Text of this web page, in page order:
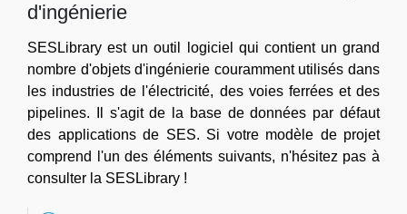
d'ingénierie
SESLibrary est un outil logiciel qui contient un grand
nombre d'objets d'ingénierie couramment utilisés dans
les industries de l'électricité, des voies ferrées et des
pipelines. Il s'agit de la base de données par défaut
des applications de SES. Si votre modèle de projet
comprend l'un des éléments suivants, n'hésitez pas à
consulter la SESLibrary !